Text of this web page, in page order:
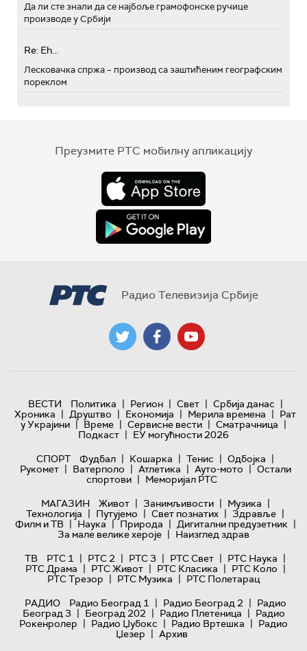
Да ли сте знали да се најбоље грамофонске ручице
производе у Србији
Re: Eh...
Лесковачка спржа – производ са заштићеним географским
пореклом
Преузмите РТС мобилну апликацију
Радио Телевизија Србије
ВЕСТИ Политика | Регион | Свет | Србија данас |
Хроника | Друштво | Економија | Мерила времена | Рат
у Украјини | Време | Сервисне вести | Сматрачница |
Подкаст | ЕУ могућности 2026
СПОРТ
Фудбал | Кошарка | Тенис | Одбојка |
Рукомет | Ватерполо | Атлетика | Ауто-мото | Остали
спортови | Меморијал РТС
МАГАЗИН
Живот | Занимљивости | Музика |
Технологијa | Путујемо | Свет познатих | Здравље |
Филм и ТВ | Наука | Природа | Дигитални предузетник |
За мале велике хероје | Наизглед здрав
ТВ
РТС 1 | РТС 2 | РТС 3 | РТС Свет | РТС Наука |
РТС Драма | РТС Живот | РТС Класика | РТС Коло |
РТС Трезор | РТС Музика | РТС Полетарац
РАДИО
Радио Београд 1 | Радио Београд 2 | Радио
Београд 3 | Београд 202 | Радио Плетеница | Радио
Рокенролер | Радио Џубокс | Радио Вртешка | Радио
Џезер | Архив